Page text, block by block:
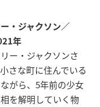
・ジャクソン／
年
ー・ジャクソンさ
さな町に住んでいる
がら、5年前の少女
を解明していく物